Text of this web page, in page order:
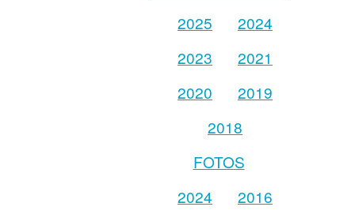
2025
2024
2023
2021
2020
2019
2018
FOTOS
2024
2016